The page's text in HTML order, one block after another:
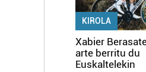
KIROLA
Xabier
arte berritu du
Euskaltelekin